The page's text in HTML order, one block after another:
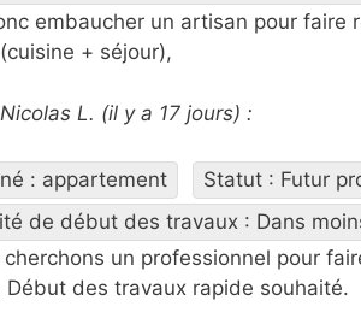
embaucher un artisan pour
+ séjour),
L. (il y a 17 jours) :
: appartement Statut : Futur
de début des travaux : Dans
un professionnel pour
Début des travaux rapide souhaité.